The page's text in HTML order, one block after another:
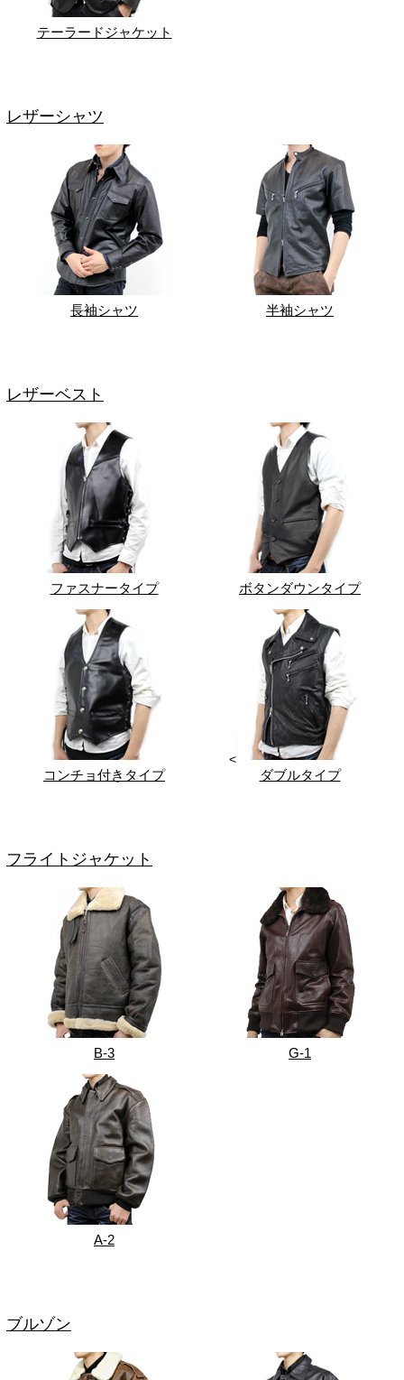
テーラードジャケット
レザーシャツ
長袖シャツ 半袖シャツ
レザーベスト
ファスナータイプ ボタンダウンタイプ
コンチョ付きタイプ
<
ダブルタイプ
フライトジャケット
B-3 G-1
A-2
ブルゾン